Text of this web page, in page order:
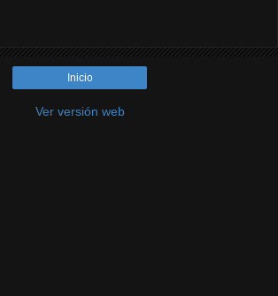
Inicio
Ver versión web